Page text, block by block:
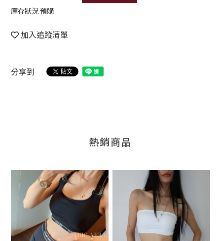
庫存狀況 預購
加入追蹤清單
分享到
熱銷商品